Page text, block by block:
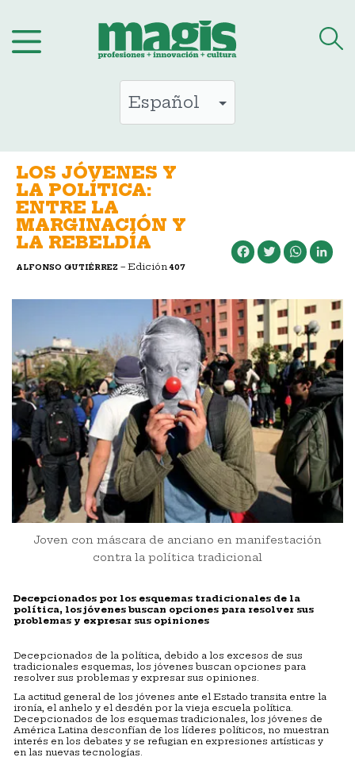
al
LOS JÓVENES Y
LA POLÍTICA:
ENTRE LA
MARGINACIÓN Y
LA REBELDÍA
ALFONSO GUTIÉRREZ – Edición407
Facebook Twitter WhatsApp
Joven con máscara de anciano en manifestación
contra la política tradicional
Decepcionados por los esquemas tradicionales de la
política, los jóvenes buscan opciones para resolver sus
problemas y expresar sus opiniones
Decepcionados de la política, debido a los excesos de sus
tradicionales esquemas, los jóvenes buscan opciones para
resolver sus problemas y expresar sus opiniones.
La actitud general de los jóvenes ante el Estado transita entre la
ironía, el anhelo y el desdén por la vieja escuela política.
Decepcionados de los esquemas tradicionales, los jóvenes de
América Latina desconfían de los líderes políticos, no muestran
interés en los debates y se refugian en expresiones artísticas y
en las nuevas tecnologías.